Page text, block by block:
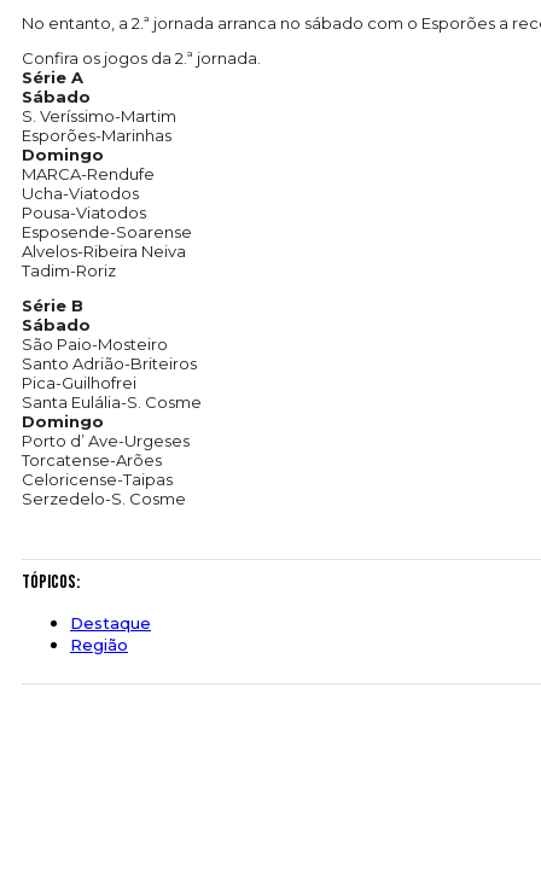
No entanto, a 2.ª jornada arranca no sábado com o Esporões a
Confira os jogos da 2.ª jornada.
Série A
Sábado
S. Veríssimo-Martim
Esporões-Marinhas
Domingo
MARCA-Rendufe
Ucha-Viatodos
Pousa-Viatodos
Esposende-Soarense
Alvelos-Ribeira Neiva
Tadim-Roriz
Série B
Sábado
São Paio-Mosteiro
Santo Adrião-Briteiros
Pica-Guilhofrei
Santa Eulália-S. Cosme
Domingo
Porto d’ Ave-Urgeses
Torcatense-Arões
Celoricense-Taipas
Serzedelo-S. Cosme
Tópicos:
Destaque
Região